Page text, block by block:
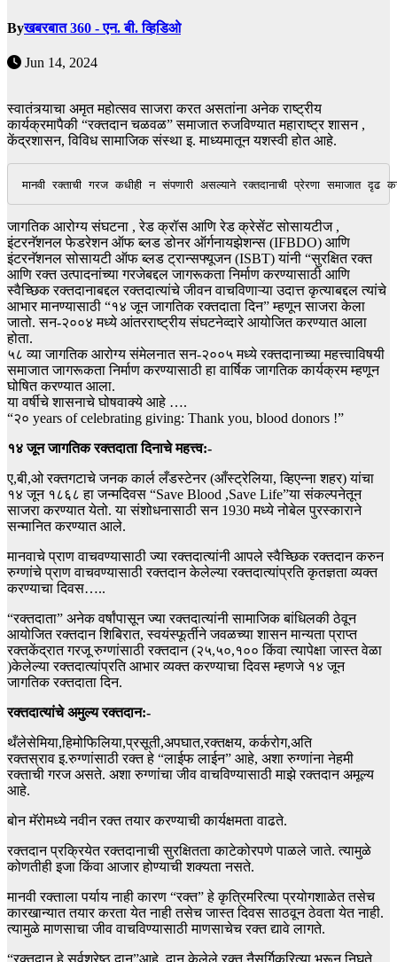
Byखबरबात 360 - एन. बी. व्हिडिओ
Jun 14, 2024
स्वातंत्र्याचा अमृत महोत्सव साजरा करत असतांना अनेक राष्ट्रीय
कार्यक्रमापैकी “रक्तदान चळवळ” समाजात रुजविण्यात महाराष्ट्र शासन ,
केंद्रशासन, विविध सामाजिक संस्था इ. माध्यमातून यशस्वी होत आहे.
मानवी रक्ताची गरज कधीही न संपणारी असल्याने रक्तदानाची प्रेरणा समाजात दृढ
जागतिक आरोग्य संघटना , रेड क्रॉस आणि रेड क्रेसेंट सोसायटीज ,
इंटरनॅशनल फेडरेशन ऑफ ब्लड डोनर ऑर्गनायझेशन्स (IFBDO) आणि
इंटरनॅशनल सोसायटी ऑफ ब्लड ट्रान्सफ्यूजन (ISBT) यांनी “सुरक्षित रक्त
आणि रक्त उत्पादनांच्या गरजेबद्दल जागरूकता निर्माण करण्यासाठी आणि
स्वैच्छिक रक्तदानाबद्दल रक्तदात्यांचे जीवन वाचविणाऱ्या उदात्त कृत्याबद्दल त्यांचे
आभार मानण्यासाठी “१४ जून जागतिक रक्तदाता दिन” म्हणून साजरा केला
जातो. सन-२००४ मध्ये आंतरराष्ट्रीय संघटनेव्दारे आयोजित करण्यात आला
होता.
५८ व्या जागतिक आरोग्य संमेलनात सन-२००५ मध्ये रक्तदानाच्या महत्त्वाविषयी
समाजात जागरूकता निर्माण करण्यासाठी हा वार्षिक जागतिक कार्यक्रम म्हणून
घोषित करण्यात आला.
या वर्षीचे शासनाचे घोषवाक्ये आहे ….
“२० years of celebrating giving: Thank you, blood donors !”
१४ जून जागतिक रक्तदाता दिनाचे महत्त्व:-
ए,बी,ओ रक्तगटाचे जनक कार्ल लँडस्टेनर (आँस्ट्रेलिया, व्हिएन्ना शहर) यांचा
१४ जून १८६८ हा जन्मदिवस “Save Blood ,Save Life”या संकल्पनेतून
साजरा करण्यात येतो. या संशोधनासाठी सन 1930 मध्ये नोबेल पुरस्काराने
सन्मानित करण्यात आले.
मानवाचे प्राण वाचवण्यासाठी ज्या रक्तदात्यांनी आपले स्वैच्छिक रक्तदान करुन
रुग्णांचे प्राण वाचवण्यासाठी रक्तदान केलेल्या रक्तदात्यांप्रति कृतज्ञता व्यक्त
करण्याचा दिवस…..
“रक्तदाता” अनेक वर्षांपासून ज्या रक्तदात्यांनी सामाजिक बांधिलकी ठेवून
आयोजित रक्तदान शिबिरात, स्वयंस्फूर्तीने जवळच्या शासन मान्यता प्राप्त
रक्तकेंद्रात गरजू रुग्णांसाठी रक्तदान (२५,५०,१०० किंवा त्यापेक्षा जास्त वेळा
)केलेल्या रक्तदात्यांप्रति आभार व्यक्त करण्याचा दिवस म्हणजे १४ जून
जागतिक रक्तदाता दिन.
रक्तदात्यांचे अमुल्य रक्तदान:-
थँलेसेमिया,हिमोफिलिया,प्रसूती,अपघात,रक्तक्षय, कर्करोग,अति
रक्तस्राव इ.रुग्णांसाठी रक्त हे “लाईफ लाईन” आहे, अशा रुग्णांना नेहमी
रक्ताची गरज असते. अशा रुग्णांचा जीव वाचविण्यासाठी माझे रक्तदान अमूल्य
आहे.
बोन मॅरोमध्ये नवीन रक्त तयार करण्याची कार्यक्षमता वाढते.
रक्तदान प्रक्रियेत रक्तदानाची सुरक्षितता काटेकोरपणे पाळले जाते. त्यामुळे
कोणतीही इजा किंवा आजार होण्याची शक्यता नसते.
मानवी रक्ताला पर्याय नाही कारण “रक्त” हे कृत्रिमरित्या प्रयोगशाळेत तसेच
कारखान्यात तयार करता येत नाही तसेच जास्त दिवस साठवून ठेवता येत नाही.
त्यामुळे माणसाचा जीव वाचविण्यासाठी माणसाचेच रक्त द्यावे लागते.
“रक्तदान हे सर्वश्रेष्ठ दान”आहे, दान केलेले रक्त नैसर्गिकरित्या भरून निघते.